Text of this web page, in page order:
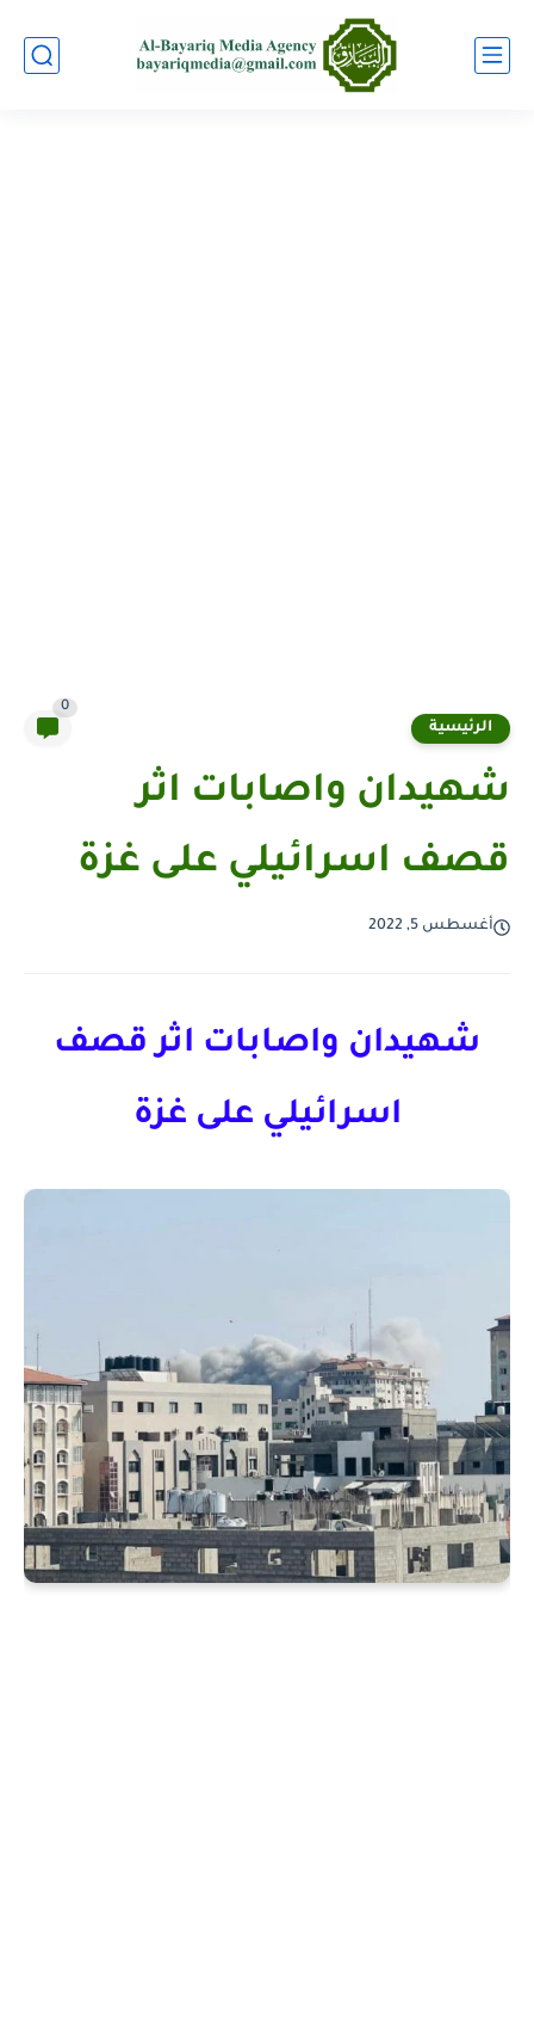
الرئيسية
0
شهيدان واصابات اثر
قصف اسرائيلي على غزة
أغسطس 5, 2022
شهيدان واصابات اثر قصف
اسرائيلي على غزة